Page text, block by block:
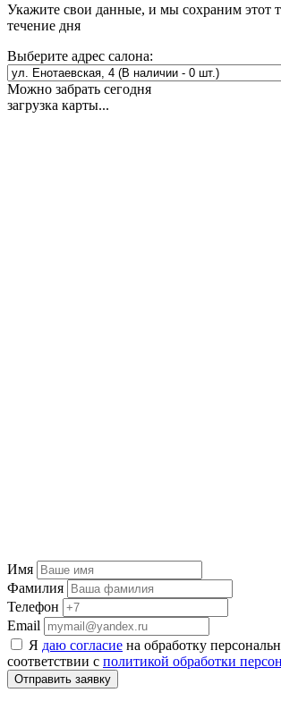
Укажите свои данные, и мы сохраним этот
течение дня
Выберите адрес салона:
Можно забрать сегодня
загрузка карты...
Имя
Фамилия
Телефон
Email
Я даю согласие на обработку
соответствии с политикой обработки
Отправить заявку